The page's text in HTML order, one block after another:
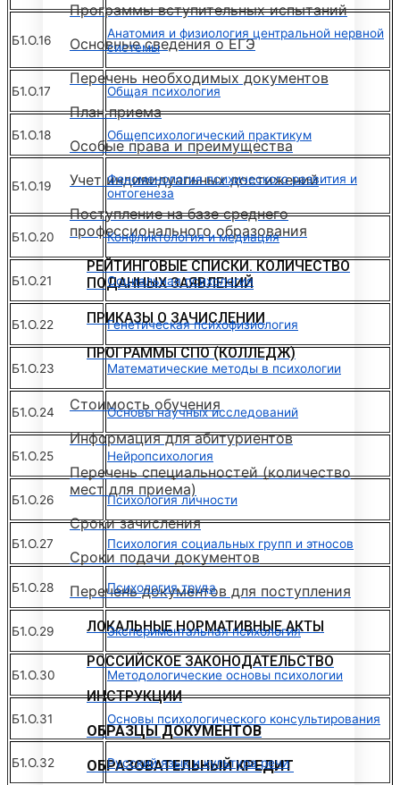
Программы вступительных испытаний
Основные сведения о ЕГЭ
Перечень необходимых документов
План приема
Особые права и преимущества
Учет индивидуальных достижений
Поступление на базе среднего
профессионального образования
РЕЙТИНГОВЫЕ СПИСКИ. КОЛИЧЕСТВО
ПОДАННЫХ ЗАЯВЛЕНИЙ
ПРИКАЗЫ О ЗАЧИСЛЕНИИ
ПРОГРАММЫ СПО (КОЛЛЕДЖ)
Стоимость обучения
Информация для абитуриентов
Перечень специальностей (количество
мест для приема)
Сроки зачисления
Сроки подачи документов
Перечень документов для поступления
ЛОКАЛЬНЫЕ НОРМАТИВНЫЕ АКТЫ
РОССИЙСКОЕ ЗАКОНОДАТЕЛЬСТВО
ИНСТРУКЦИИ
ОБРАЗЦЫ ДОКУМЕНТОВ
ОБРАЗОВАТЕЛЬНЫЙ КРЕДИТ
Б1.О.16
Анатомия и физиология центральной нервной
системы
Б1.О.17 Общая психология
Б1.О.18 Общепсихологический практикум
Б1.О.19
Феноменология психического развития и
онтогенеза
Б1.О.20 Конфликтология и медиация
Б1.О.21 Социальная психология
Б1.О.22 Генетическая психофизиология
Б1.О.23 Математические методы в психологии
Б1.О.24 Основы научных исследований
Б1.О.25 Нейропсихология
Б1.О.26 Психология личности
Б1.О.27 Психология социальных групп и этносов
Б1.О.28 Психология труда
Б1.О.29 Экспериментальная психология
Б1.О.30 Методологические основы психологии
Б1.О.31 Основы психологического консультирования
Б1.О.32 Русский язык и культура речи